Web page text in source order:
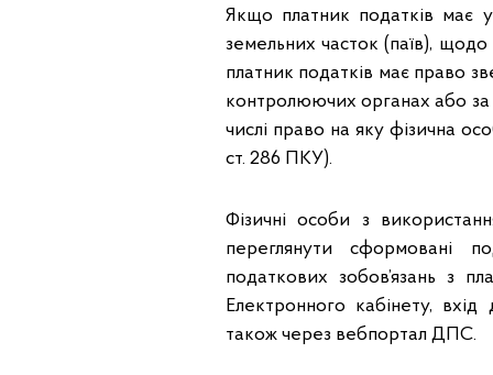
Якщо платник податків має у
земельних часток (паїв),
платник податків має право
контролюючих органах або за
числі право на яку фізична
ст. 286 ПКУ).
Фізичні особи з
переглянути сформовані
податкових зобов’язань з
Електронного кабінету,
також через вебпортал ДПС.